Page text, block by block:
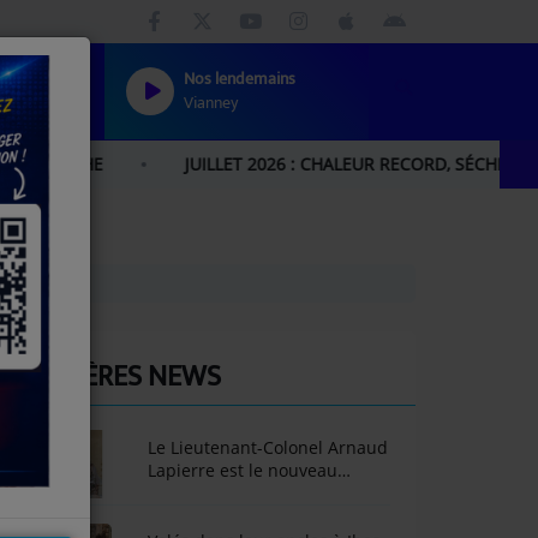
Nos lendemains
Vianney
JUILLET 2026 : CHALEUR RECORD, SÉCHERESSE
DERNIÈRES NEWS
Le Lieutenant-Colonel Arnaud
Lapierre est le nouveau